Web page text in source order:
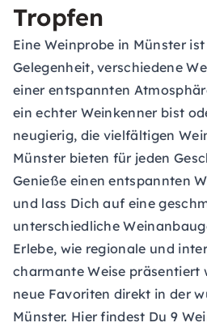
Tropfen
Eine Weinprobe in Münster
Gelegenheit, verschiedene
einer entspannten
ein echter Weinkenner bist
neugierig, die vielfältigen
Münster bieten für jeden
Genieße einen entspannten
und lass Dich auf eine
unterschiedliche
Erlebe, wie regionale und
charmante Weise präsentiert
neue Favoriten direkt in der
Münster. Hier findest Du 9